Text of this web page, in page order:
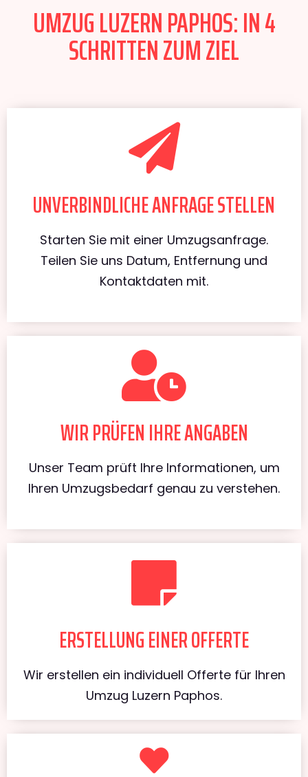
UMZUG LUZERN PAPHOS: IN 4
SCHRITTEN ZUM ZIEL
UNVERBINDLICHE ANFRAGE STELLEN
Starten Sie mit einer Umzugsanfrage.
Teilen Sie uns Datum, Entfernung und
Kontaktdaten mit.
WIR PRÜFEN IHRE ANGABEN
Unser Team prüft Ihre Informationen, um
Ihren Umzugsbedarf genau zu verstehen.
ERSTELLUNG EINER OFFERTE
Wir erstellen ein individuell Offerte für Ihren
Umzug Luzern Paphos.